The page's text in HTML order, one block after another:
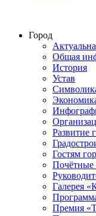
Город
Общая
История
Устав
Развитие
Гостям
Почётные
Галерея
Премия